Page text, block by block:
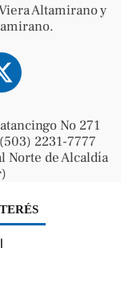
Altamirano y
No 271
2231-7777
Norte de Alcaldía